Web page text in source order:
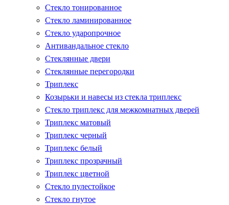
Стекло тонированное
Стекло ламинированное
Стекло ударопрочное
Антивандальное стекло
Стеклянные двери
Стеклянные перегородки
Триплекс
Козырьки и навесы из стекла триплекс
Стекло триплекс для межкомнатных дверей
Триплекс матовый
Триплекс черный
Триплекс белый
Триплекс прозрачный
Триплекс цветной
Стекло пулестойкое
Стекло гнутое